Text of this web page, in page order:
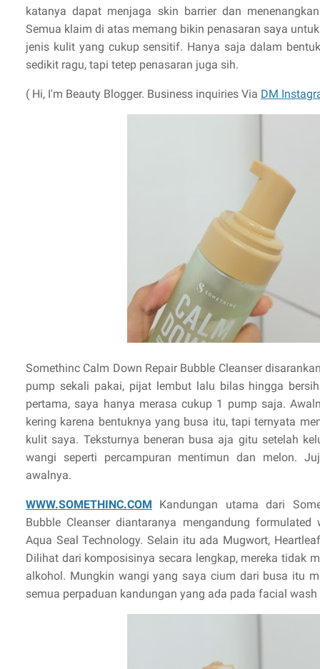
katanya dapat menjaga skin barrier dan
Semua klaim di atas memang bikin penasaran saya
jenis kulit yang cukup sensitif. Hanya saja dalam
sedikit ragu, tapi tetep penasaran juga sih.
( Hi, I'm Beauty Blogger. Business inquiries Via DM
Somethinc Calm Down Repair Bubble Cleanser
pump sekali pakai, pijat lembut lalu bilas hingga
pertama, saya hanya merasa cukup 1 pump saja.
kering karena bentuknya yang busa itu, tapi ternyata
kulit saya. Teksturnya beneran busa aja gitu setelah
wangi seperti percampuran mentimun dan melon.
awalnya.
WWW.SOMETHINC.COM Kandungan utama dari
Bubble Cleanser diantaranya mengandung
Aqua Seal Technology. Selain itu ada Mugwort,
Dilihat dari komposisinya secara lengkap, mereka tidak
alkohol. Mungkin wangi yang saya cium dari busa itu
semua perpaduan kandungan yang ada pada facial wash